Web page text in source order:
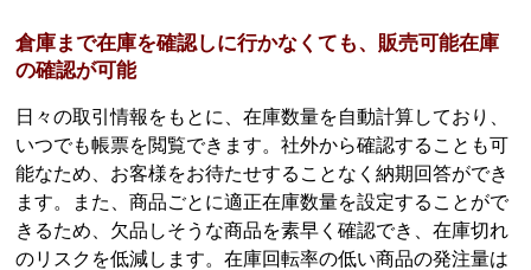
倉庫まで在庫を確認しに行かなくても、販売可能在庫
の確認が可能
日々の取引情報をもとに、在庫数量を自動計算しており、
いつでも帳票を閲覧できます。社外から確認することも可
能なため、お客様をお待たせすることなく納期回答ができ
ます。また、商品ごとに適正在庫数量を設定することがで
きるため、欠品しそうな商品を素早く確認でき、在庫切れ
のリスクを低減します。在庫回転率の低い商品の発注量は